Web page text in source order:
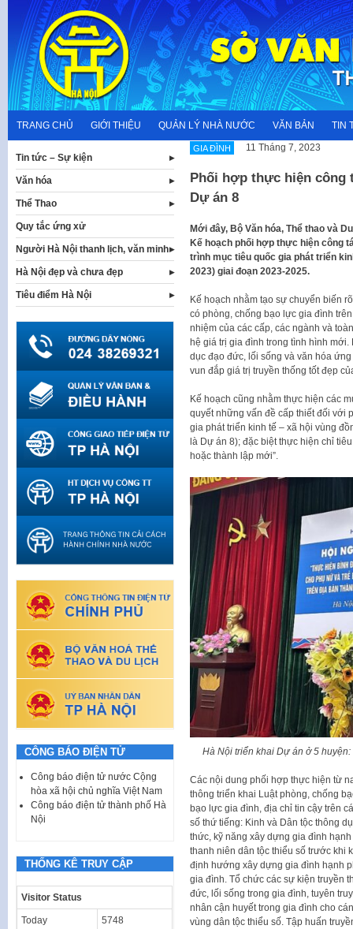
content
TRANG CHỦ GIỚI THIỆU QUẢN LÝ NHÀ NƯỚC VĂN BẢN TIN
GIA ĐÌNH 11 Tháng 7, 2023
Phối hợp thực hiện công
Dự án 8
Mới đây, Bộ Văn hóa, Thể thao và
Kế hoạch phối hợp thực hiện công
trình mục tiêu quốc gia phát triển
2023) giai đoạn 2023-2025.
Kế hoạch nhằm tạo sự chuyển biến
có phòng, chống bạo lực gia đình
nhiệm của các cấp, các ngành và
hệ giá trị gia đình trong tình hình
dục đạo đức, lối sống và văn hóa
vun đắp giá trị truyền thống tốt đẹp
Kế hoạch cũng nhằm thực hiện các
quyết những vấn đề cấp thiết đối với
gia phát triển kinh tế – xã hội vùng
là Dự án 8); đặc biệt thực hiện chỉ
hoặc thành lập mới”.
Hà Nội triển khai Dự án ở 5
Các nội dung phối hợp thực hiện từ
thông triển khai Luật phòng, chống
bạo lực gia đình, địa chỉ tin cậy trên
số thứ tiếng: Kinh và Dân tộc thông
thức, kỹ năng xây dựng gia đình
thanh niên dân tộc thiểu số trước khi
định hướng xây dựng gia đình hạnh
gia đình. Tổ chức các sự kiện truyền
đức, lối sống trong gia đình, tuyên
nhân cận huyết trong gia đình cho
vùng dân tộc thiểu số. Tập huấn
Tin tức – Sự kiện
Văn hóa
Thể Thao
Quy tắc ứng xử
Người Hà Nội thanh lịch, văn minh
Hà Nội đẹp và chưa đẹp
Tiêu điểm Hà Nội
CÔNG BÁO ĐIỆN TỬ
Công báo điện tử nước Cộng
hòa xã hội chủ nghĩa Việt Nam
Công báo điện tử thành phố Hà
Nội
THỐNG KÊ TRUY CẬP
Visitor Status
Today 5748